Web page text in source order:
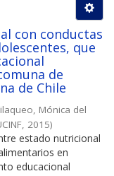
con conductas
que
de
de Chile
Mónica del
, 2015)
estado nutricional
en
educacional